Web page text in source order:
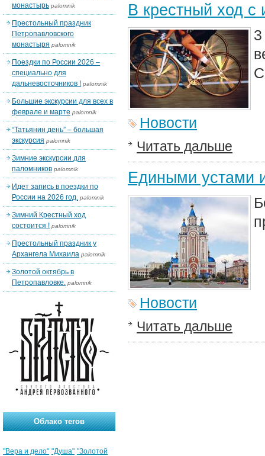
В крестный ход с
Новости
Читать дальше
Едиными устами
Новости
Читать дальше
монастырь palomnik
Престольный праздник
Петропавловского
монастыря palomnik
Поездки по России 2026 –
специально для
дальневосточников ! palomnik
Большие экскурсии для всех в
феврале и марте palomnik
“Татьянин день” – большая
экскурсия palomnik
Зимние экскурсии для
паломников palomnik
Идет запись в поездки по
России на 2026 год. palomnik
Зимний Крестный ход
состоится ! palomnik
Престольный праздник у
Архангела Михаила palomnik
Золотой октябрь в
Петропавловке. palomnik
Облако тегов
"Вера и дело" "Душа" "Золотой